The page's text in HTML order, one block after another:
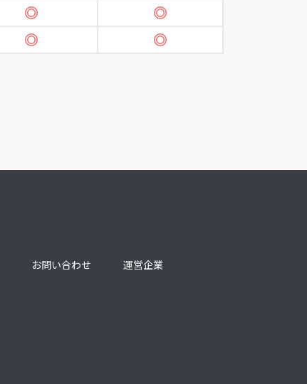
お問い合わせ 運営企業